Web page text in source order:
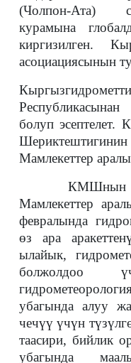
(Чолпон-Ата)
курамына
киргизилген.
асоциациясынын
болуп эсептелет.
Мамлекеттер
КМШнын
Мамлекеттер
февралында
өз ара
ылайык,
болжолдоо
убагында алуу
чечүү үчүн
таасири, бийлик
убагында